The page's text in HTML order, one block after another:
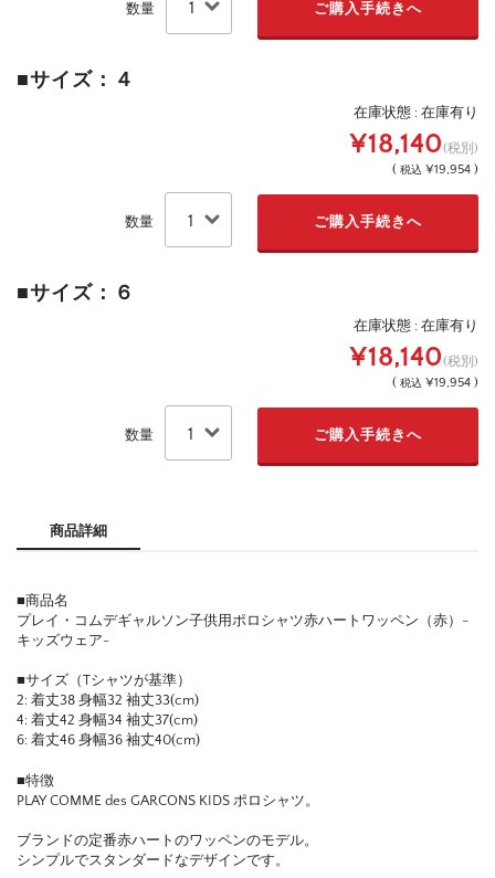
数量
■サイズ：４
在庫状態 : 在庫有り
¥18,140(税別)
( 税込 ¥19,954 )
数量
■サイズ：６
在庫状態 : 在庫有り
¥18,140(税別)
( 税込 ¥19,954 )
数量
商品詳細
■商品名
プレイ・コムデギャルソン子供用ポロシャツ赤ハートワッペン（赤）-
キッズウェア-
■サイズ（Tシャツが基準）
2: 着丈38 身幅32 袖丈33(cm)
4: 着丈42 身幅34 袖丈37(cm)
6: 着丈46 身幅36 袖丈40(cm)
■特徴
PLAY COMME des GARCONS KIDS ポロシャツ。
ブランドの定番赤ハートのワッペンのモデル。
シンプルでスタンダードなデザインです。